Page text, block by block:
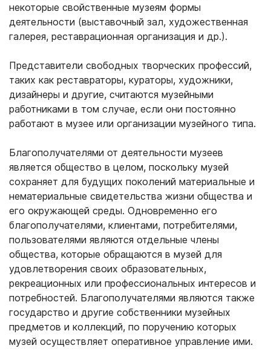
некоторые свойственные музеям формы
деятельности (выставочный зал, художественная
галерея, реставрационная организация и др.).
Представители свободных творческих профессий,
таких как реставраторы, кураторы, художники,
дизайнеры и другие, считаются музейными
работниками в том случае, если они постоянно
работают в музее или организации музейного типа.
Благополучателями от деятельности музеев
является общество в целом, поскольку музей
сохраняет для будущих поколений материальные и
нематериальные свидетельства жизни общества и
его окружающей среды. Одновременно его
благополучателями, клиентами, потребителями,
пользователями являются отдельные члены
общества, которые обращаются в музей для
удовлетворения своих образовательных,
рекреационных или профессиональных интересов и
потребностей. Благополучателями являются также
государство и другие собственники музейных
предметов и коллекций, по поручению которых
музей осуществляет оперативное управление ими.